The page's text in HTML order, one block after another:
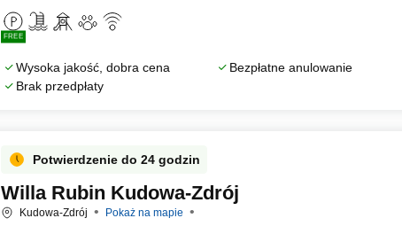
FREE
Wysoka jakość, dobra cena
Bezpłatne anulowanie
Brak przedpłaty
Potwierdzenie do 24 godzin
Willa Rubin Kudowa-Zdrój
Kudowa-Zdrój Pokaż na mapie